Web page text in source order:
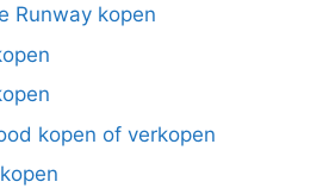
Runway kopen
kopen of verkopen